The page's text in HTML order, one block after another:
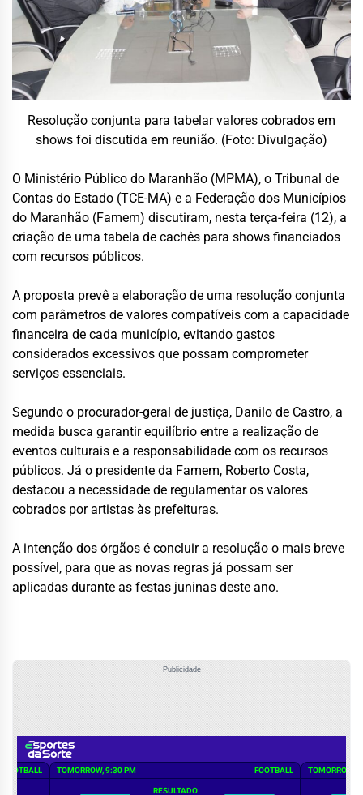
Resolução conjunta para tabelar valores cobrados em
shows foi discutida em reunião. (Foto: Divulgação)
O Ministério Público do Maranhão (MPMA), o Tribunal de
Contas do Estado (TCE-MA) e a Federação dos Municípios
do Maranhão (Famem) discutiram, nesta terça-feira (12), a
criação de uma tabela de cachês para shows financiados
com recursos públicos.
A proposta prevê a elaboração de uma resolução conjunta
com parâmetros de valores compatíveis com a capacidade
financeira de cada município, evitando gastos
considerados excessivos que possam comprometer
serviços essenciais.
Segundo o procurador-geral de justiça, Danilo de Castro, a
medida busca garantir equilíbrio entre a realização de
eventos culturais e a responsabilidade com os recursos
públicos. Já o presidente da Famem, Roberto Costa,
destacou a necessidade de regulamentar os valores
cobrados por artistas às prefeituras.
A intenção dos órgãos é concluir a resolução o mais breve
possível, para que as novas regras já possam ser
aplicadas durante as festas juninas deste ano.
Publicidade